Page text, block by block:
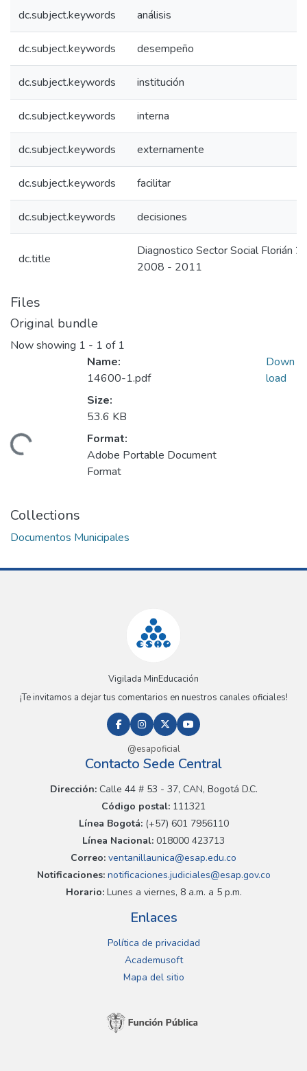
dc.subject.keywords análisis
dc.subject.keywords desempeño
dc.subject.keywords institución
dc.subject.keywords interna
dc.subject.keywords externamente
dc.subject.keywords facilitar
dc.subject.keywords decisiones
dc.title
Diagnostico Sector Social Florián
2008 - 2011
Files
Original bundle
Now showing 1 - 1 of 1
Name:
14600-1.pdf
Size:
53.6 KB
Format:
Adobe Portable Document
Format
Down
load
Collections
Documentos Municipales
Vigilada MinEducación
¡Te invitamos a dejar tus comentarios en nuestros canales oficiales!
@esapoficial
Contacto Sede Central
Dirección:Calle 44 # 53 - 37, CAN, Bogotá D.C.
Código postal: 111321
Línea Bogotá:(+57) 601 7956110
Línea Nacional: 018000 423713
Correo: ventanillaunica@esap.edu.co
Notificaciones:notificaciones.judiciales@esap.gov.co
Horario:Lunes a viernes, 8 a.m. a 5 p.m.
Enlaces
Política de privacidad
Academusoft
Mapa del sitio